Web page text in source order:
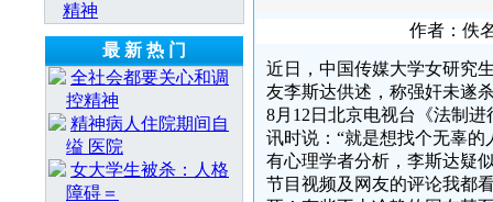
精神
最 新 热 门
全社会都要关心和调
控精神
精神病人住院期间自
缢 医院
女大学生被杀：人格
障碍＝
作者：佚
近日，中国传媒大学女研究
友李斯达供述，称强奸未遂
8月12日北京电视台《法制
讯时说：“就是想找个无辜
有心理学者分析，李斯达疑
节目视频及网友的评论我都